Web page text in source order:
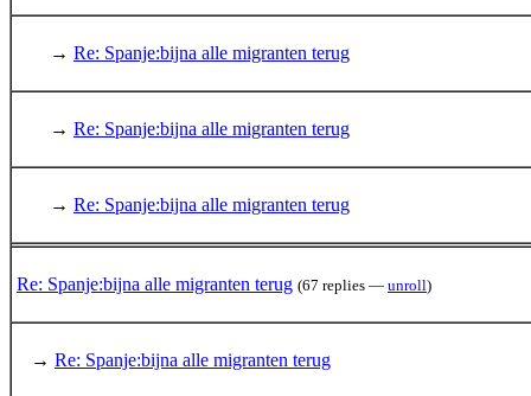
→ Re: Spanje:bijna alle migranten terug
→ Re: Spanje:bijna alle migranten terug
→ Re: Spanje:bijna alle migranten terug
Re: Spanje:bijna alle migranten terug (67 replies — unroll)
→ Re: Spanje:bijna alle migranten terug